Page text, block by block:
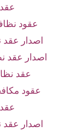
عقود
اصدار عقد
اصدار عقد
عقد
عقود
اصدار عقد